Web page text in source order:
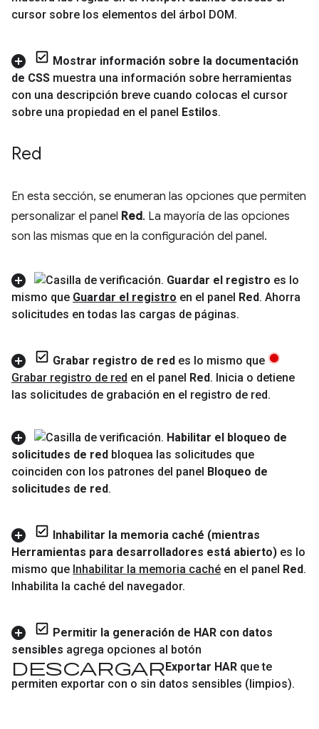
cursor sobre los elementos del árbol DOM.
Mostrar información sobre la documentación
de CSS muestra una información sobre herramientas
con una descripción breve cuando colocas el cursor
sobre una propiedad en el panel Estilos.
Red
En esta sección, se enumeran las opciones que permiten
personalizar el panel Red. La mayoría de las opciones
son las mismas que en la configuración del panel.
Guardar el registro es lo
mismo que Guardar el registro en el panel Red. Ahorra
solicitudes en todas las cargas de páginas.
Grabar registro de red es lo mismo que
Grabar registro de red en el panel Red. Inicia o detiene
las solicitudes de grabación en el registro de red.
Habilitar el bloqueo de
solicitudes de red bloquea las solicitudes que
coinciden con los patrones del panel Bloqueo de
solicitudes de red.
Inhabilitar la memoria caché (mientras
Herramientas para desarrolladores está abierto) es lo
mismo que Inhabilitar la memoria caché en el panel Red.
Inhabilita la caché del navegador.
Permitir la generación de HAR con datos
sensibles agrega opciones al botón
DescargarExportar HAR que te
permiten exportar con o sin datos sensibles (limpios).